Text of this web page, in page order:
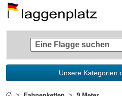
Unsere Kategorien